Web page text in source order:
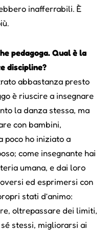
inafferrabili. È
pedagoga. Qual è la
discipline?
abbastanza presto
è riuscire a insegnare
la danza stessa, ma
con bambini,
poco ho iniziato a
come insegnante hai
umana, e dai loro
ed esprimersi con
stati d’animo:
oltrepassare dei limiti,
stessi, migliorarsi ai